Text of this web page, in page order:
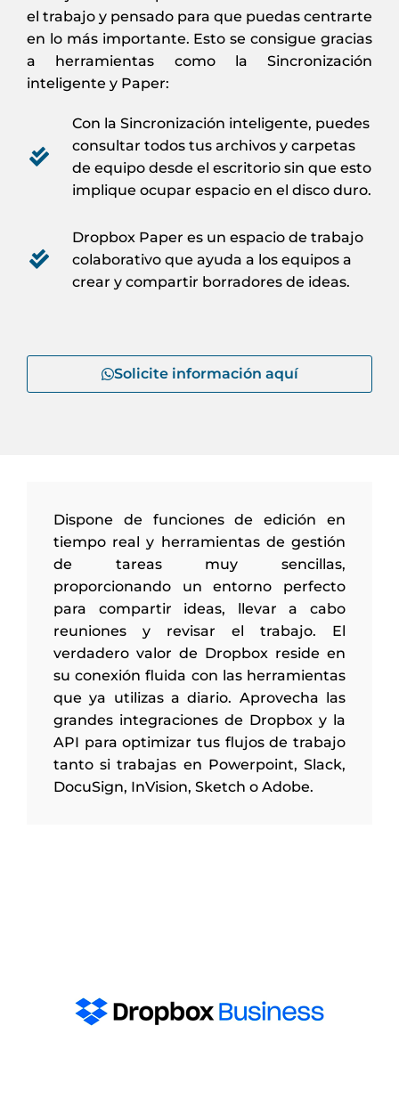
el trabajo y pensado para que puedas centrarte
en lo más importante. Esto se consigue gracias
a herramientas como la Sincronización
inteligente y Paper:
Con la Sincronización inteligente, puedes
consultar todos tus archivos y carpetas
de equipo desde el escritorio sin que esto
implique ocupar espacio en el disco duro.
Dropbox Paper es un espacio de trabajo
colaborativo que ayuda a los equipos a
crear y compartir borradores de ideas.
Solicite información aquí
Dispone de funciones de edición en
tiempo real y herramientas de gestión
de tareas muy sencillas,
proporcionando un entorno perfecto
para compartir ideas, llevar a cabo
reuniones y revisar el trabajo. El
verdadero valor de Dropbox reside en
su conexión fluida con las herramientas
que ya utilizas a diario. Aprovecha las
grandes integraciones de Dropbox y la
API para optimizar tus flujos de trabajo
tanto si trabajas en Powerpoint, Slack,
DocuSign, InVision, Sketch o Adobe.